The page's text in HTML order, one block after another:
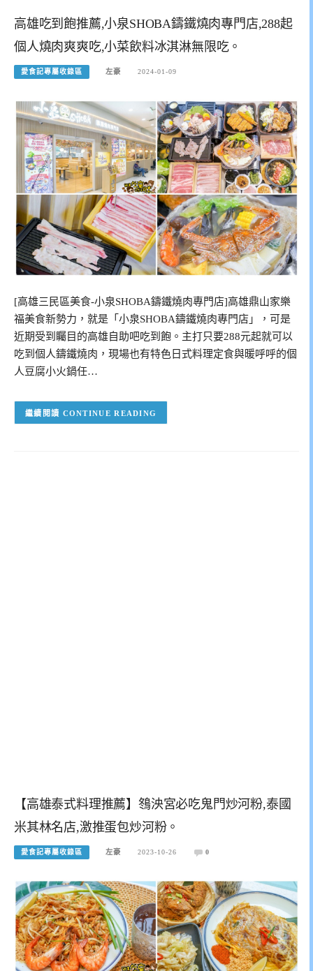
高雄吃到飽推薦,小泉SHOBA鑄鐵燒肉專門店,288起
個人燒肉爽爽吃,小菜飲料冰淇淋無限吃。
愛食記專屬收錄區 左豪 2024-01-09
[高雄三民區美食-小泉SHOBA鑄鐵燒肉專門店]高雄鼎山家樂
福美食新勢力，就是「小泉SHOBA鑄鐵燒肉專門店」，可是
近期受到矚目的高雄自助吧吃到飽。主打只要288元起就可以
吃到個人鑄鐵燒肉，現場也有特色日式料理定食與暖呼呼的個
人豆腐小火鍋任…
CONTINUE READING
【高雄泰式料理推薦】䳉泱宮必吃鬼門炒河粉,泰國
米其林名店,激推蛋包炒河粉。
愛食記專屬收錄區 左豪 2023-10-26 0